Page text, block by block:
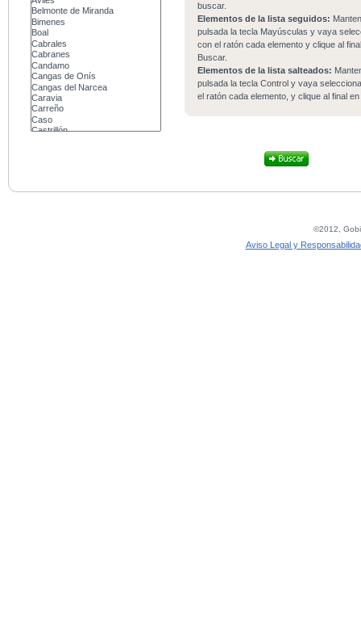
buscar.
Elementos de la lista seguidos:
pulsada la tecla Mayúsculas y vaya
con el ratón cada elemento y clique al
Buscar.
Elementos de la lista salteados:
pulsada la tecla Control y vaya
el ratón cada elemento, y clique al final
©2012,
Aviso Legal y